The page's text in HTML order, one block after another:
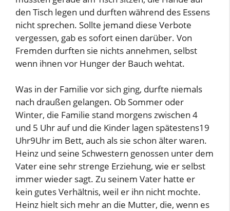
den Tisch legen und durften während des Essens
nicht sprechen. Sollte jemand diese Verbote
vergessen, gab es sofort einen darüber. Von
Fremden durften sie nichts annehmen, selbst
wenn ihnen vor Hunger der Bauch wehtat.
Was in der Familie vor sich ging, durfte niemals
nach draußen gelangen. Ob Sommer oder
Winter, die Familie stand morgens zwischen 4
und 5 Uhr auf und die Kinder lagen spätestens19
Uhr9Uhr im Bett, auch als sie schon älter waren.
Heinz und seine Schwestern genossen unter dem
Vater eine sehr strenge Erziehung, wie er selbst
immer wieder sagt. Zu seinem Vater hatte er
kein gutes Verhältnis, weil er ihn nicht mochte.
Heinz hielt sich mehr an die Mutter, die, wenn es